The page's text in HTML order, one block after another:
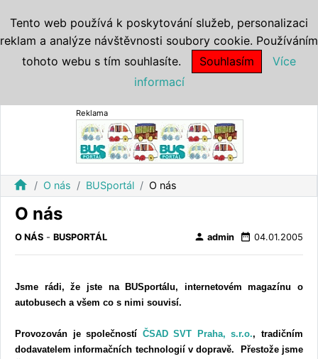
Reklama
home O nás BUSportál O nás
O nás
O NÁS - BUSPORTÁL person admin date_range 04.01.2005
Jsme rádi, že jste na BUSportálu, internetovém magazínu o
autobusech a všem co s nimi souvisí.
Provozován je společností ČSAD SVT Praha, s.r.o., tradičním
dodavatelem informačních technologií v dopravě. Přestože jsme
Tento web používá k poskytování služeb, personalizaci
reklam a analýze návštěvnosti soubory cookie. Používáním
tohoto webu s tím souhlasíte.
Souhlasím
Více
informací